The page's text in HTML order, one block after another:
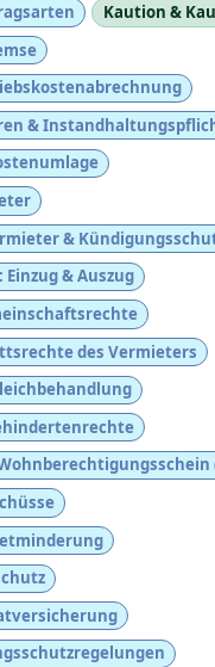
Kaution &
&
&
& Auszug
des Vermieters